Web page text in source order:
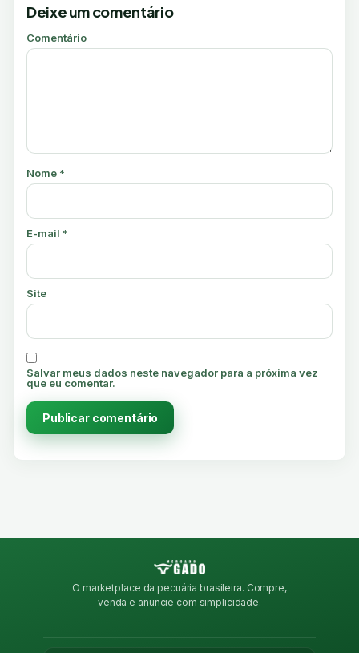
Deixe um comentário
Comentário
Nome *
E-mail *
Site
Salvar meus dados neste navegador para a próxima vez
que eu comentar.
O marketplace da pecuária brasileira. Compre,
venda e anuncie com simplicidade.